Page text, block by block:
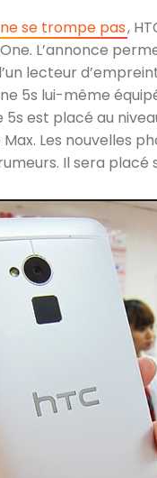
ne se trompe pas,
L’annonce
lecteur
5s lui-même
5s est placé au
Les nouvelles
Il sera placé